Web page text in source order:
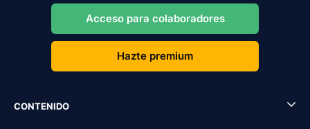
Acceso para colaboradores
Hazte premium
CONTENIDO